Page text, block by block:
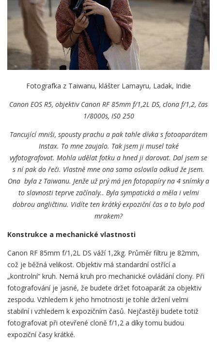
Fotografka z Taiwanu, klášter Lamayru, Ladak, Indie
Canon EOS R5, objektiv Canon RF 85mm f/1,2L DS, clona f/1,2, čas
1/8000s, IS0 250
Tancující mniši, spousty prachu a pak tahle dívka s fotoaparátem
Instax. To mne zaujalo. Tak jsem ji musel také
vyfotografovat­. Mohla udělat fotku a hned ji darovat. Dal jsem se
s ní pak do řeči. Vlastně mne ona sama oslovila odkud že jsem.
Ona byla z Taiwanu. Jenže už prý má jen fotopapíry na 4 snímky a
to slavnosti teprve začínaly.. Byla sympatická a měla i velmi
dobrou angličtinu. Vidíte ten krátký expoziční čas a to bylo pod
mrakem?
Konstrukce a mechanické vlastnosti
Canon RF 85mm f/1,2L DS váží 1,2kg. Průměr filtru je 82mm,
což je běžná velikost. Objektiv má standardní ostřící a
„kontrolní“ kruh. Nemá kruh pro mechanické ovládání clony. Při
fotografování je jasné, že budete držet fotoaparát za objektiv
zespodu. Vzhledem k jeho hmotnosti je tohle držení velmi
stabilní i vzhledem k expozičním časů. Nejčastěji budete totiž
fotografovat při otevřené cloně f/1,2 a díky tomu budou
expoziční časy krátké.